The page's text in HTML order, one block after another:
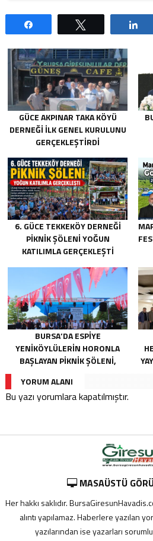
GÜCE AKPINAR TAKA KÖYÜ
DERNEĞI İLK GENEL KURULUNU
GERÇEKLEŞTIRDI
6. GÜCE TEKKEKÖY DERNEĞI
PIKNIK ŞÖLENI YOĞUN
KATILIMLA GERÇEKLEŞTI
BURSA’DA ESPIYE
YENIKÖYLÜLERIN HORONLA
BAŞLAYAN PIKNIK ŞÖLENI,
GELECEĞE ATILAN TEMELLERLE
TAÇLANDI
YORUM ALANI
Bu yazı yorumlara kapatılmıştır.
MASAÜSTÜ
Her hakkı saklıdır.
alıntı yapılamaz. Haberlere yazılan
yazılarından ise yazarları